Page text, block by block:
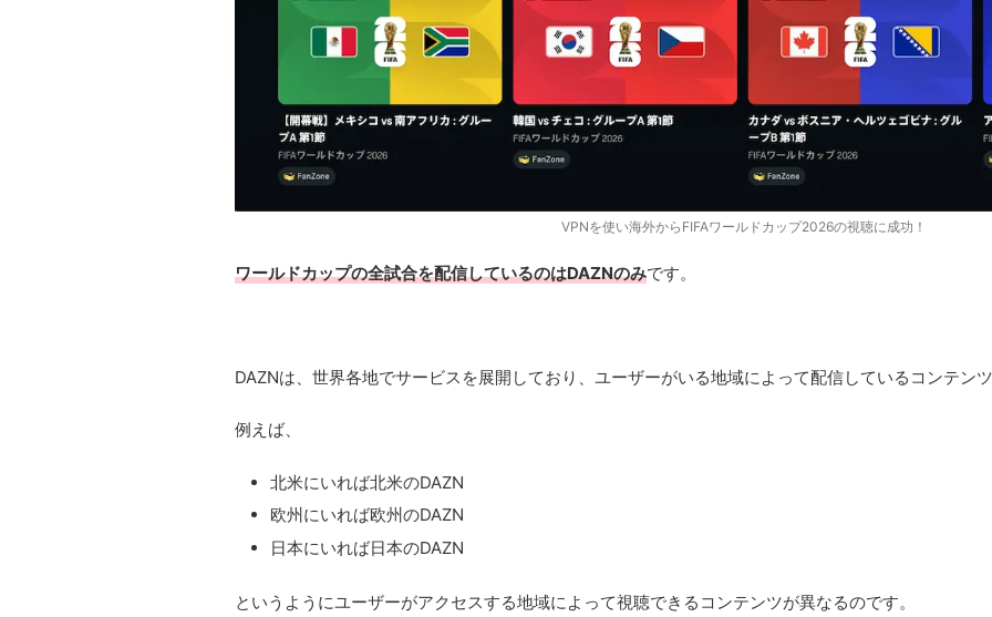
VPNを使い海外からFIFAワールドカップ2026の視聴に成功！
ワールドカップの全試合を配信しているのはDAZNのみです。
DAZNは、世界各地でサービスを展開しており、ユーザーがいる地域によって配信しているコンテン
例えば、
北米にいれば北米のDAZN
欧州にいれば欧州のDAZN
日本にいれば日本のDAZN
というようにユーザーがアクセスする地域によって視聴できるコンテンツが異なるのです。